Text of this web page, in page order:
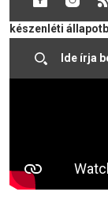
készenléti